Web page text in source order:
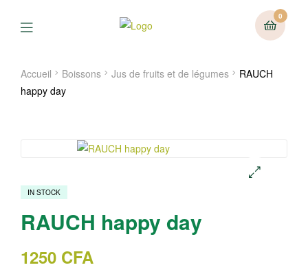
0
Menu
Accueil Boissons Jus de fruits et de légumes
RAUCH
happy day
IN STOCK
RAUCH happy day
1250 CFA